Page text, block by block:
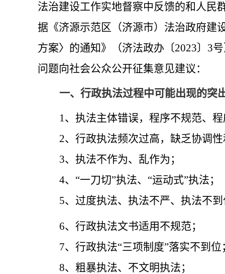
法治建设工作实地督察中反馈的和人民
据《济源示范区（济源市）法治政府建
方案〉的通知》（济法政办〔2023〕 3
问题向社会公众公开征集意见建议：
一、行政执法过程中可能出现的突
1、执法主体错误，程序不规范、
2、行政执法频次过高，缺乏协调
3、执法不作为、乱作为；
4、“一刀切”执法、“运动式”执法；
5、过度执法、执法不严、执法不
6、行政执法文书适用不规范；
7、行政执法“三项制度”落实不到位
8、粗暴执法、不文明执法；